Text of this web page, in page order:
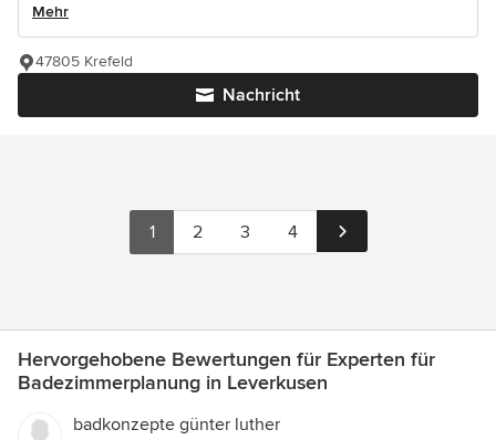
Mehr
Nachricht
47805 Krefeld
1 2 3 4
Hervorgehobene Bewertungen für Experten für
Badezimmerplanung in Leverkusen
badkonzepte günter luther